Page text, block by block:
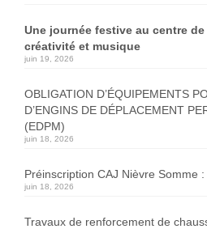
Une journée festive au centre
créativité et musique
juin 19, 2026
OBLIGATION D’ÉQUIPEMENTS
D’ENGINS DE DÉPLACEMENT
(EDPM)
juin 18, 2026
Préinscription CAJ Nièvre Somme
juin 18, 2026
Travaux de renforcement de